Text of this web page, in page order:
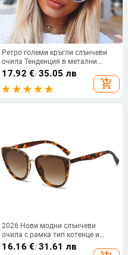
Ретро големи кръгли слънчеви
очила Тенденция в метални
рамки Големи кръгли очила
Червени огледални слънчеви
очила Женски кръгли стъклени
17.92 €/35.05 лв
add_shopping_cart
2026 Нови модни слънчеви
очила с рамка тип котенце и
златен ръб - Модерни, елегантни
и универсални
16.16 €/31.61 лв